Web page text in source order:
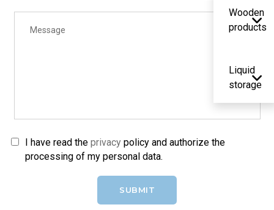
I have read theprivacy policy and authorize the
processing of my personal data.
SUBMIT
Wooden
products
Liquid
storage